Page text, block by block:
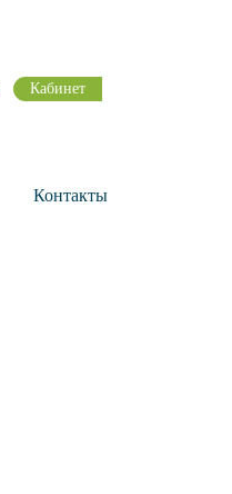
Кабинет
Контакты